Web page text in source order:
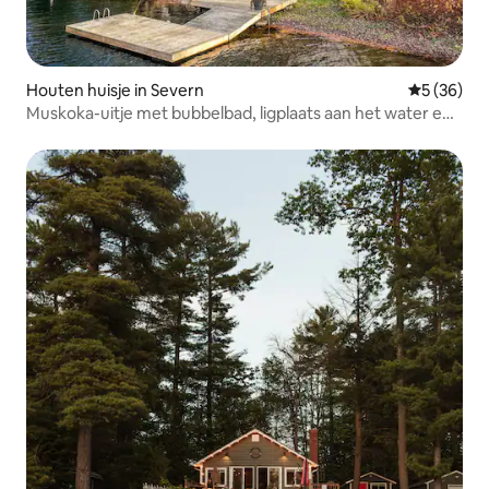
Houten huisje in Severn
5 (36)
Muskoka-uitje met bubbelbad, ligplaats aan het water en